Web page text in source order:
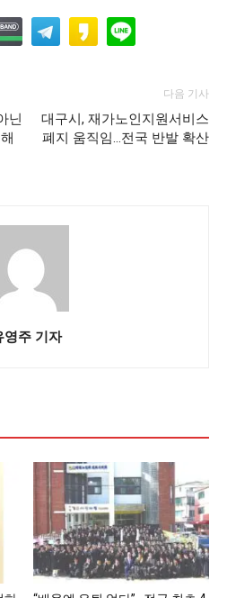
닌
다음 기사
대구시, 재가노인지원서비스
폐지 움직임…전국 반발 확산
영주 기자